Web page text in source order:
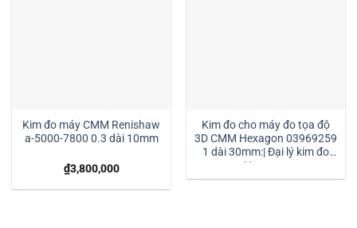
Kim đo máy CMM Renishaw
a-5000-7800 0.3 dài 10mm
₫3,800,000
Kim đo cho máy đo tọa độ
3D CMM Hexagon 03969259
1 dài 30mm:| Đại lý kim đo
Hexagon